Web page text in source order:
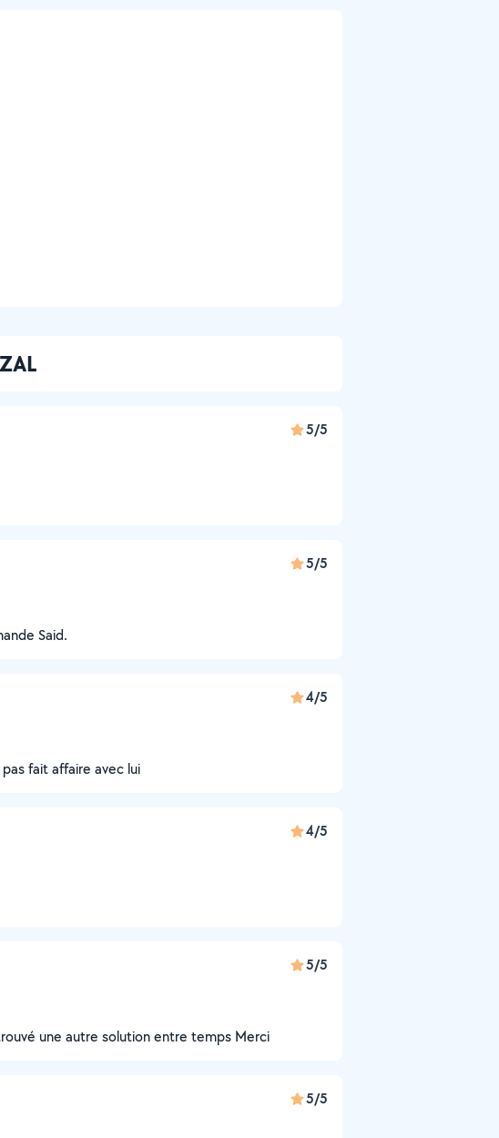
5/5
5/5
Said.
4/5
fait affaire avec lui
4/5
5/5
une autre solution entre temps Merci
5/5